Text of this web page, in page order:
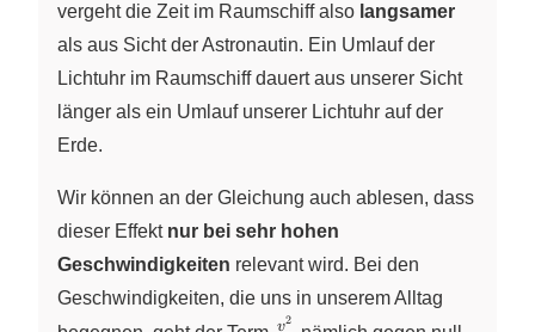
vergeht die Zeit im Raumschiff also langsamer
als aus Sicht der Astronautin. Ein Umlauf der
Lichtuhr im Raumschiff dauert aus unserer Sicht
länger als ein Umlauf unserer Lichtuhr auf der
Erde.
Wir können an der Gleichung auch ablesen, dass
dieser Effekt nur bei sehr hohen
Geschwindigkeiten relevant wird. Bei den
Geschwindigkeiten, die uns in unserem Alltag
v2